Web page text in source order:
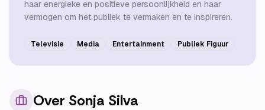
haar energieke en positieve persoonlijkheid en haar
vermogen om het publiek te vermaken en te inspireren.
Televisie Media Entertainment Publiek Figuur
Over Sonja Silva